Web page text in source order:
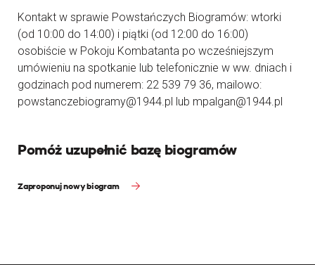
Kontakt w sprawie Powstańczych Biogramów: wtorki
(od 10:00 do 14:00) i piątki (od 12:00 do 16:00)
osobiście w Pokoju Kombatanta po wcześniejszym
umówieniu na spotkanie lub telefonicznie w ww. dniach i
godzinach pod numerem: 22 539 79 36, mailowo:
powstanczebiogramy@1944.pl lub mpalgan@1944.pl
Pomóż uzupełnić bazę biogramów
Zaproponuj nowy biogram